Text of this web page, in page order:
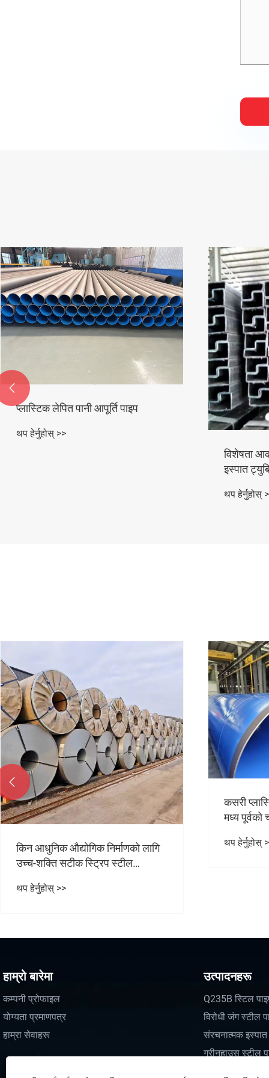
उच्च-शक्ति
थप हेर्नुहोस् >>

कसरी प्लास्टिक लेपित स्टील पाइपहरूले
मध्य पूर्वको चरम जलवायुको सामना गर्छन्?
थप हेर्नुहोस् >>
किन

हाम्रो बारेमा
कम्पनी प्रोफाइल
योग्यता प्रमाणपत्र
हाम्रा सेवाहरू
उत्पादनहरू
Q235B स्टिल
विरोधी जंग स्टील
संरचनात्मक
ग्रीनहाउस स्टील